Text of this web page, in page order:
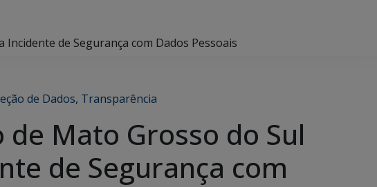
de Segurança com Dados Pessoais
de Dados, Transparência
Mato Grosso do Sul
de Segurança com